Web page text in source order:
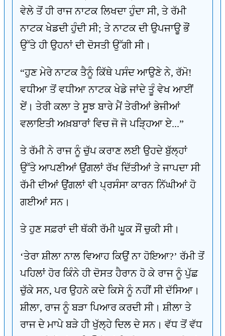
ਵੇਲੇ ਤੋਂ ਹੀ ਰਾਜ ਨਾਟਕ ਲਿਖਦਾ ਹੁੰਦਾ ਸੀ, ਤੇ ਰੱਮੀ
ਨਾਟਕ ਖੇਡਦੀ ਹੁੰਦੀ ਸੀ; ਤੇ ਨਾਟਕ ਦੀ ਉਪਜਾਊ ਭੌਂ
ਉੱਤੇ ਹੀ ਉਹਨਾਂ ਦੀ ਦੋਸਤੀ ਉੱਗੀ ਸੀ।
“ਹੁਣ ਮੇਰੇ ਨਾਟਕ ਤੈਨੂੰ ਕਿੱਥੇ ਪਸੰਦ ਆਉਣੇ ਨੇ, ਰੱਮੋ!
ਵਧੀਆ ਤੋਂ ਵਧੀਆ ਨਾਟਕ ਖੇਡੇ ਜਾਂਦੇ ਤੂੰ ਵੇਖ ਆਈਂ
ਏਂ। ਤੇਰੀ ਕਲਾ ਤੇ ਸੂਝ ਬਾਰੇ ਮੈਂ ਤੇਰੀਆਂ ਭੇਜੀਆਂ
ਵਲਾਇਤੀ ਅਖ਼ਬਾਰਾਂ ਵਿਚ ਜੋ ਜੋ ਪੜ੍ਹਿਆ ਏ...”
ਤੇ ਰੱਮੀ ਨੇ ਰਾਜ ਨੂੰ ਚੁੱਪ ਕਰਾਣ ਲਈ ਉਹਦੇ ਬੁੱਲ੍ਹਾਂ
ਉੱਤੇ ਆਪਣੀਆਂ ਉਂਗਲਾਂ ਰੱਖ ਦਿੱਤੀਆਂ ਤੇ ਜਾਪਦਾ ਸੀ
ਰੱਮੀ ਦੀਆਂ ਉਂਗਲਾਂ ਵੀ ਪ੍ਰਸੰਸਾ ਕਾਰਨ ਨਿੱਘੀਆਂ ਹੋ
ਗਈਆਂ ਸਨ।
ਤੇ ਹੁਣ ਸਫ਼ਰਾਂ ਦੀ ਥੱਕੀ ਰੱਮੀ ਘੂਕ ਸੌਂ ਚੁਕੀ ਸੀ।
‘ਤੇਰਾ ਸ਼ੀਲਾ ਨਾਲ ਵਿਆਹ ਕਿਉਂ ਨਾ ਹੋਇਆ?’ ਰੱਮੀ ਤੋਂ
ਪਹਿਲਾਂ ਹੋਰ ਕਿੰਨੇ ਹੀ ਦੋਸਤ ਹੈਰਾਨ ਹੋ ਕੇ ਰਾਜ ਨੂੰ ਪੁੱਛ
ਚੁੱਕੇ ਸਨ, ਪਰ ਉਹਨੇ ਕਦੇ ਕਿਸੇ ਨੂੰ ਨਹੀਂ ਸੀ ਦੱਸਿਆ।
ਸ਼ੀਲਾ, ਰਾਜ ਨੂੰ ਬੜਾ ਪਿਆਰ ਕਰਦੀ ਸੀ। ਸ਼ੀਲਾ ਤੇ
ਰਾਜ ਦੇ ਮਾਪੇ ਬੜੇ ਹੀ ਖੁੱਲ੍ਹੇ ਦਿਲ ਦੇ ਸਨ। ਵੱਧ ਤੋਂ ਵੱਧ